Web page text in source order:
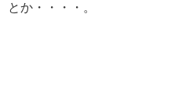
とか・・・・。